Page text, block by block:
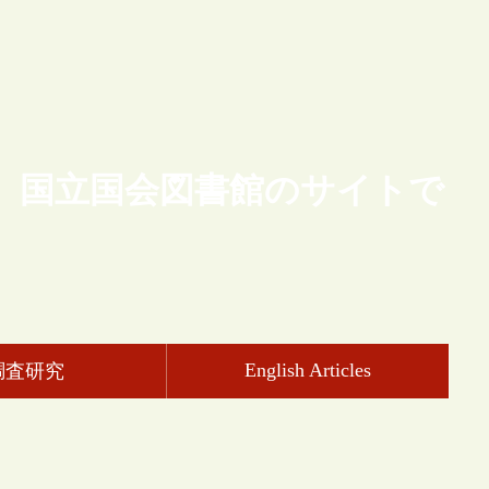
国立国会図書館のサイトで
査研究 English Articles